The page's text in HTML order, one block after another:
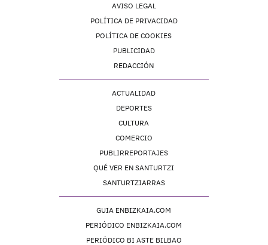
AVISO LEGAL
POLÍTICA DE PRIVACIDAD
POLÍTICA DE COOKIES
PUBLICIDAD
REDACCIÓN
ACTUALIDAD
DEPORTES
CULTURA
COMERCIO
PUBLIRREPORTAJES
QUÉ VER EN SANTURTZI
SANTURTZIARRAS
GUIA ENBIZKAIA.COM
PERIÓDICO ENBIZKAIA.COM
PERIÓDICO BI ASTE BILBAO